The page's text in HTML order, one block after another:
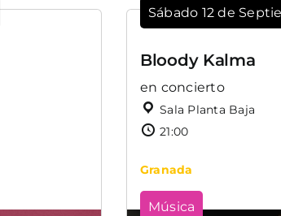
Sábado 12 de
Bloody Kalma
en concierto
Sala Planta Baja
21:00
Granada
Música